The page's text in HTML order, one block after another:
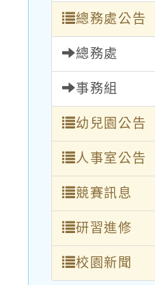
總務處公告
總務處
事務組
幼兒園公告
人事室公告
競賽訊息
研習進修
校園新聞